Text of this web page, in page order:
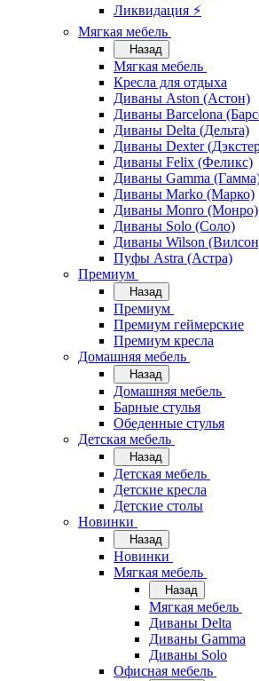
Ликвидация ⚡
Мягкая мебель
Назад
Мягкая мебель
Кресла для отдыха
Диваны Aston (Астон)
Диваны Barcelona
Диваны Delta (Дельта)
Диваны Dexter
Диваны Felix (Феликс)
Диваны Gamma
Диваны Marko (Марко)
Диваны Monro (Монро)
Диваны Solo (Соло)
Диваны Wilson
Пуфы Astra (Астра)
Премиум
Назад
Премиум
Премиум геймерские
Премиум кресла
Домашняя мебель
Назад
Домашняя мебель
Барные стулья
Обеденные стулья
Детская мебель
Назад
Детская мебель
Детские кресла
Детские столы
Новинки
Назад
Новинки
Мягкая мебель
Назад
Мягкая мебель
Диваны Delta
Диваны Gamma
Диваны Solo
Офисная мебель